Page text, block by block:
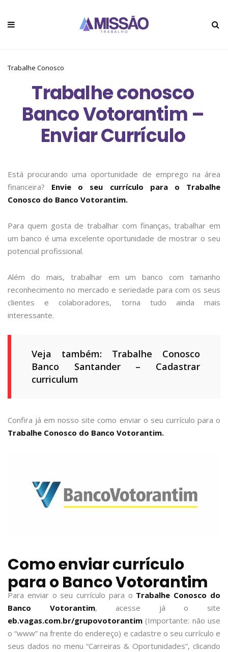
Trabalhe Conosco
Trabalhe conosco
Banco Votorantim –
Enviar Currículo
Está procurando uma oportunidade de emprego na área
financeira? Envie o seu currículo para o Trabalhe
Conosco do Banco Votorantim.
Para quem gosta de trabalhar com finanças, trabalhar em
um banco é uma excelente oportunidade de mostrar o seu
potencial profissional.
Além do mais, trabalhar em um banco com tamanho
reconhecimento no mercado e seriedade para com os seus
clientes e colaboradores, torna tudo ainda mais
interessante.
Veja também: Trabalhe Conosco
Banco Santander – Cadastrar
curriculum
Confira já em nosso site como enviar o seu currículo para o
Trabalhe Conosco do Banco Votorantim.
Como enviar currículo
para o Banco Votorantim
Para enviar o seu currículo para o Trabalhe Conosco do
Banco Votorantim, acesse já o site
eb.vagas.com.br/grupovotorantim (Importante: não use
o “www” na frente do endereço) e cadastre o seu currículo e
seus dados no menu “Carreiras & Oportunidades”, clicando